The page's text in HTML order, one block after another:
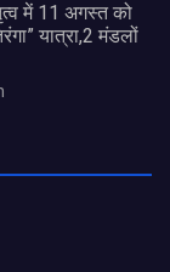
में 11 अगस्त को
यात्रा,2 मंडलों